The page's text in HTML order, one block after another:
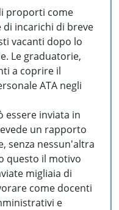
proporti come
di incarichi di breve
vacanti dopo lo
Le graduatorie,
a coprire il
ATA negli
essere inviata in
un rapporto
senza nessun'altra
questo il motivo
migliaia di
come docenti
e